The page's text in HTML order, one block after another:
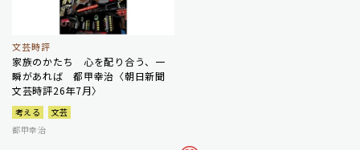
文芸時評
家族のかたち 心を配り合う、一
瞬があれば 都甲幸治〈朝日新聞
文芸時評26年7月〉
考える
文芸
都甲幸治